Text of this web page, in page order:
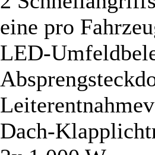
eine pro
LED-
Dach-